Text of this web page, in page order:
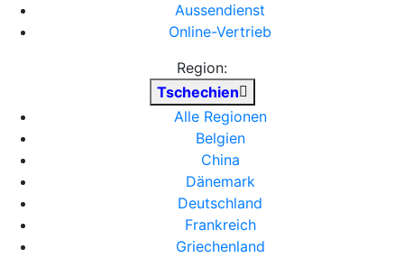
Aussendienst
Online-Vertrieb
Region:
Tschechien
Alle Regionen
Belgien
China
Dänemark
Deutschland
Frankreich
Griechenland